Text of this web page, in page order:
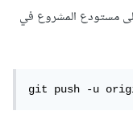
مستودع المشروع في
git push -u